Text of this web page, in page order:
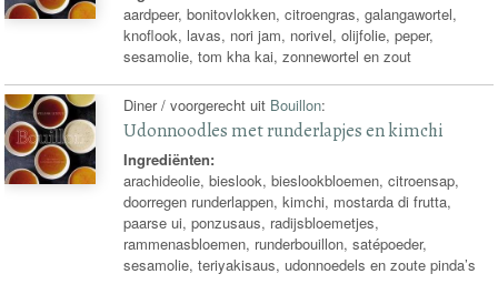
aardpeer, bonitovlokken, citroengras, galangawortel,
knoflook, lavas, nori jam, norivel, olijfolie, peper,
sesamolie, tom kha kai, zonnewortel en zout
Diner / voorgerecht uit Bouillon:
Udonnoodles met runderlapjes en kimchi
Ingrediënten:
arachideolie, bieslook, bieslookbloemen, citroensap,
doorregen runderlappen, kimchi, mostarda di frutta,
paarse ui, ponzusaus, radijsbloemetjes,
rammenasbloemen, runderbouillon, satépoeder,
sesamolie, teriyakisaus, udonnoedels en zoute pinda’s